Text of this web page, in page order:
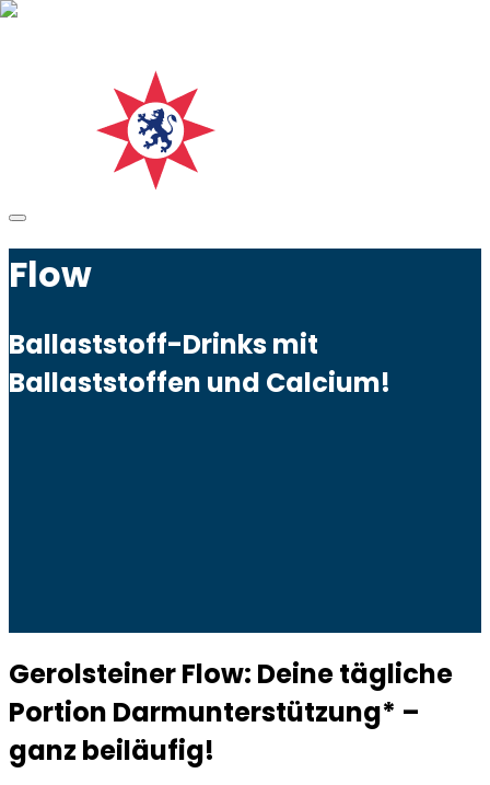
Flow
Ballaststoff-Drinks mit
Ballaststoffen und Calcium!
Gerolsteiner Flow: Deine tägliche
Portion Darmunterstützung* –
ganz beiläufig!